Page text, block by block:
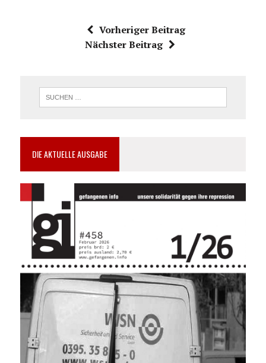
Vorheriger Beitrag
Nächster Beitrag
DIE AKTUELLE AUSGABE